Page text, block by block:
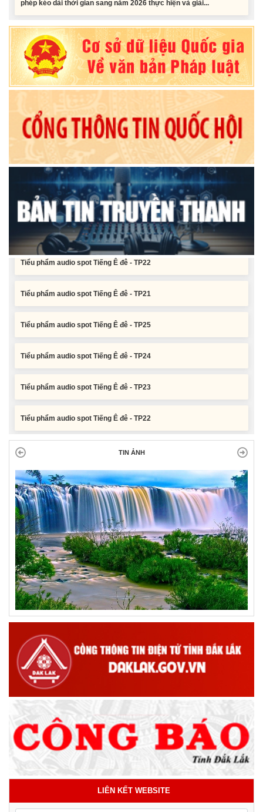
Nghị quyết Vê việc điều chinh và phân bổ chi tiết kế hoạch đầu tư
công năm 2026 nguồn vốn ngân sách địa phương (đợt 2)
Nghị quyết Về chất vấn tại Kỳ họp thứ Hai, Hội đồng nhân dân tỉnh
Đắk Lắk khóa XI, nhiệm kỳ 2026 - 2031
Nghị quyết Xác nhận kết quả bầu Ủy viên Ủy ban nhân dân tỉnh
Đắk Lắk khoá XI, nhiệm kỳ 2026 - 2031
Tiểu phẩm audio spot Tiếng Ê đê - TP25
Tiểu phẩm audio spot Tiếng Ê đê - TP24
Tiểu phẩm audio spot Tiếng Ê đê - TP23
Tiểu phẩm audio spot Tiếng Ê đê - TP22
TIN ẢNH
LIÊN KẾT WEBSITE